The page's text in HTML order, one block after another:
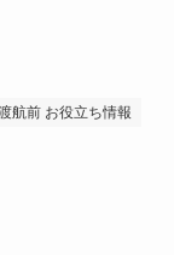
航前 お役立ち情報